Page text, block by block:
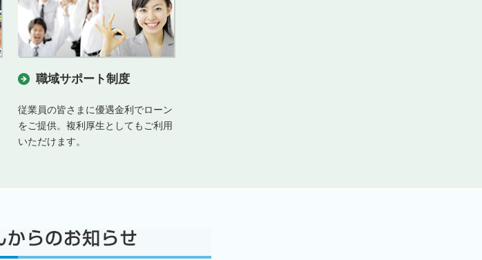
職域サポート制度
従業員の皆さまに優遇金利でローン
をご提供。複利厚生としてもご利用
いただけます。